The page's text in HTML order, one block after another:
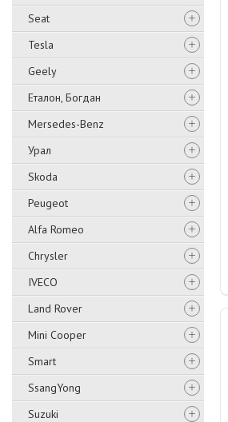
Seat
Tesla
Geely
Еталон, Богдан
Mersedes-Benz
Урал
Skoda
Peugeot
Alfa Romeo
Chrysler
IVECO
Land Rover
Mini Cooper
Smart
SsangYong
Suzuki